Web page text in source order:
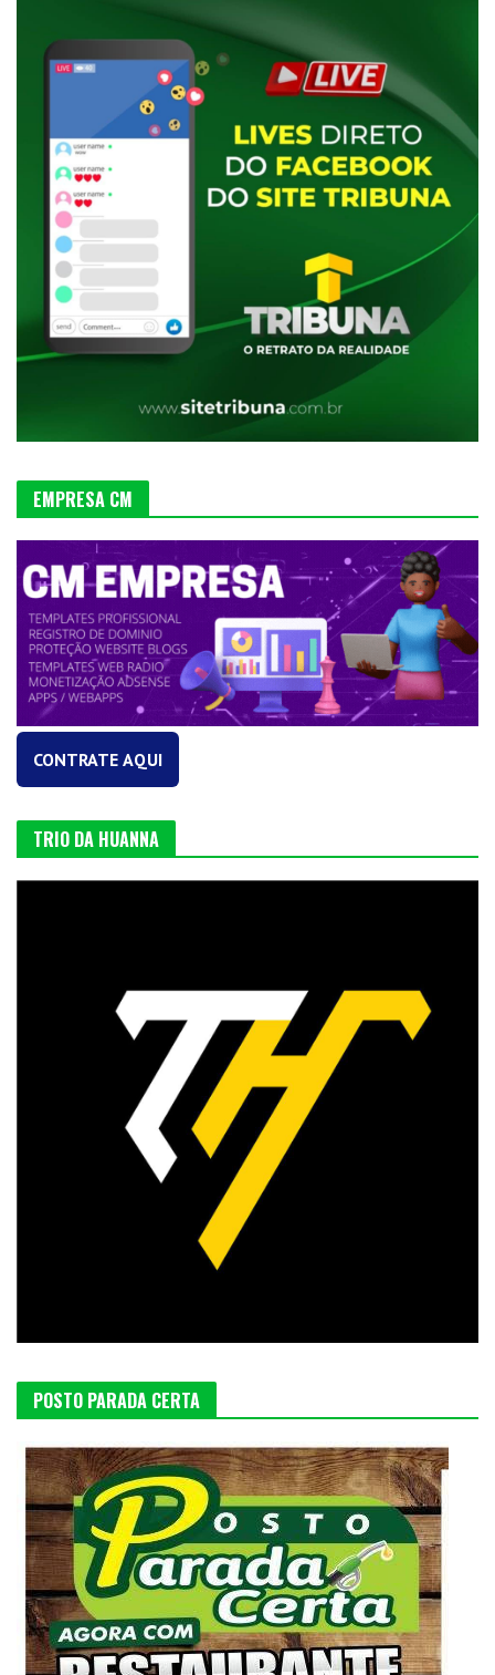
EMPRESA CM
CONTRATE AQUI
TRIO DA HUANNA
POSTO PARADA CERTA